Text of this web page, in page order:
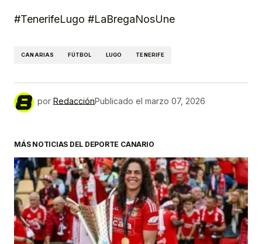
#TenerifeLugo #LaBregaNosUne
CANARIAS FÚTBOL LUGO TENERIFE
por RedacciónPublicado el marzo 07, 2026
MÁS NOTICIAS DEL DEPORTE CANARIO